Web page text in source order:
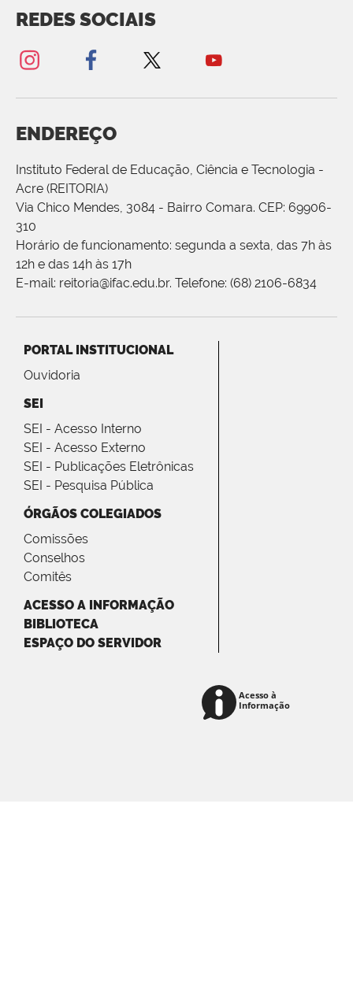
REDES SOCIAIS
ENDEREÇO
Instituto Federal de Educação, Ciência e Tecnologia -
Acre (REITORIA)
Via Chico Mendes, 3084 - Bairro Comara. CEP: 69906-
310
Horário de funcionamento: segunda a sexta, das 7h às
12h e das 14h às 17h
E-mail: reitoria@ifac.edu.br. Telefone: (68) 2106-6834
PORTAL INSTITUCIONAL
Ouvidoria
SEI
SEI - Acesso Interno
SEI - Acesso Externo
SEI - Publicações Eletrônicas
SEI - Pesquisa Pública
ÓRGÃOS COLEGIADOS
Comissões
Conselhos
Comitês
ACESSO A INFORMAÇÃO
BIBLIOTECA
ESPAÇO DO SERVIDOR